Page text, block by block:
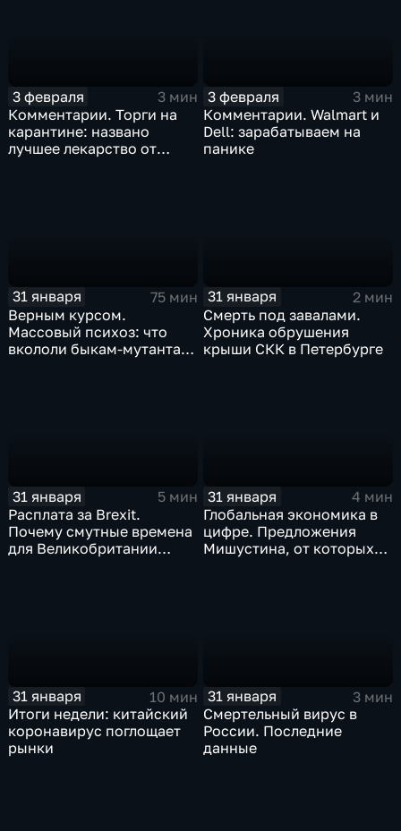
3 февраля
3 мин
Комментарии. Торги на
карантине: названо
лучшее лекарство от
3 февраля
3 мин
Комментарии. Walmart и
Dell: зарабатываем на
панике
31 января
75 мин
Верным курсом.
Массовый психоз: что
вкололи быкам-мутантам,
31 января
2 мин
Смерть под завалами.
Хроника обрушения
крыши СКК в Петербурге
31 января
5 мин
Расплата за Brexit.
Почему смутные времена
для Великобритании
31 января
4 мин
Глобальная экономика в
цифре. Предложения
Мишустина, от которых
31 января
10 мин
Итоги недели: китайский
коронавирус поглощает
рынки
31 января
3 мин
Смертельный вирус в
России. Последние
данные